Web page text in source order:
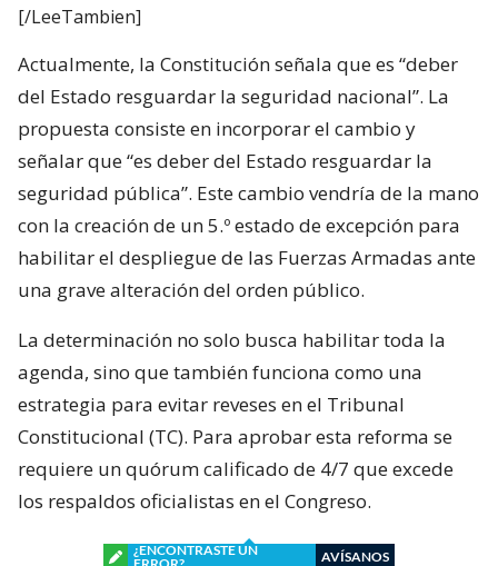
[/LeeTambien]
Actualmente, la Constitución señala que es “deber
del Estado resguardar la seguridad nacional”. La
propuesta consiste en incorporar el cambio y
señalar que “es deber del Estado resguardar la
seguridad pública”. Este cambio vendría de la mano
con la creación de un 5.º estado de excepción para
habilitar el despliegue de las Fuerzas Armadas ante
una grave alteración del orden público.
La determinación no solo busca habilitar toda la
agenda, sino que también funciona como una
estrategia para evitar reveses en el Tribunal
Constitucional (TC). Para aprobar esta reforma se
requiere un quórum calificado de 4/7 que excede
los respaldos oficialistas en el Congreso.
¿ENCONTRASTE UN
AVÍSANOS